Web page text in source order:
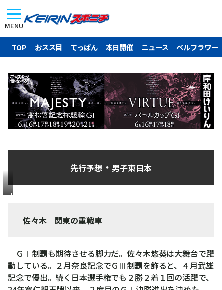
MENU
TOP おスス目 てっぱん 本日開催 ニュース ベルフラワー
先行予想 ・ 男子東日本
大
し
て
佐々木 関東の重戦車
ＧⅠ制覇も期待させる脚力だ。佐々木悠葵は大舞台で躍
動している。２月奈良記念でＧⅢ制覇を飾ると、４月武雄
記念で優出。続く日本選手権でも２勝２着１回の活躍で、